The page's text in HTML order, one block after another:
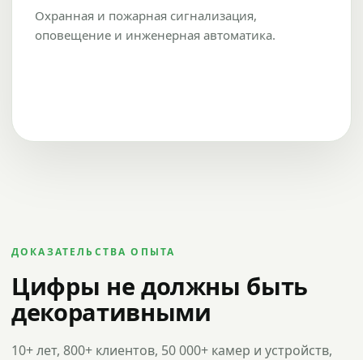
Охранная и пожарная сигнализация,
оповещение и инженерная автоматика.
ДОКАЗАТЕЛЬСТВА ОПЫТА
Цифры не должны быть
декоративными
10+ лет, 800+ клиентов, 50 000+ камер и устройств,